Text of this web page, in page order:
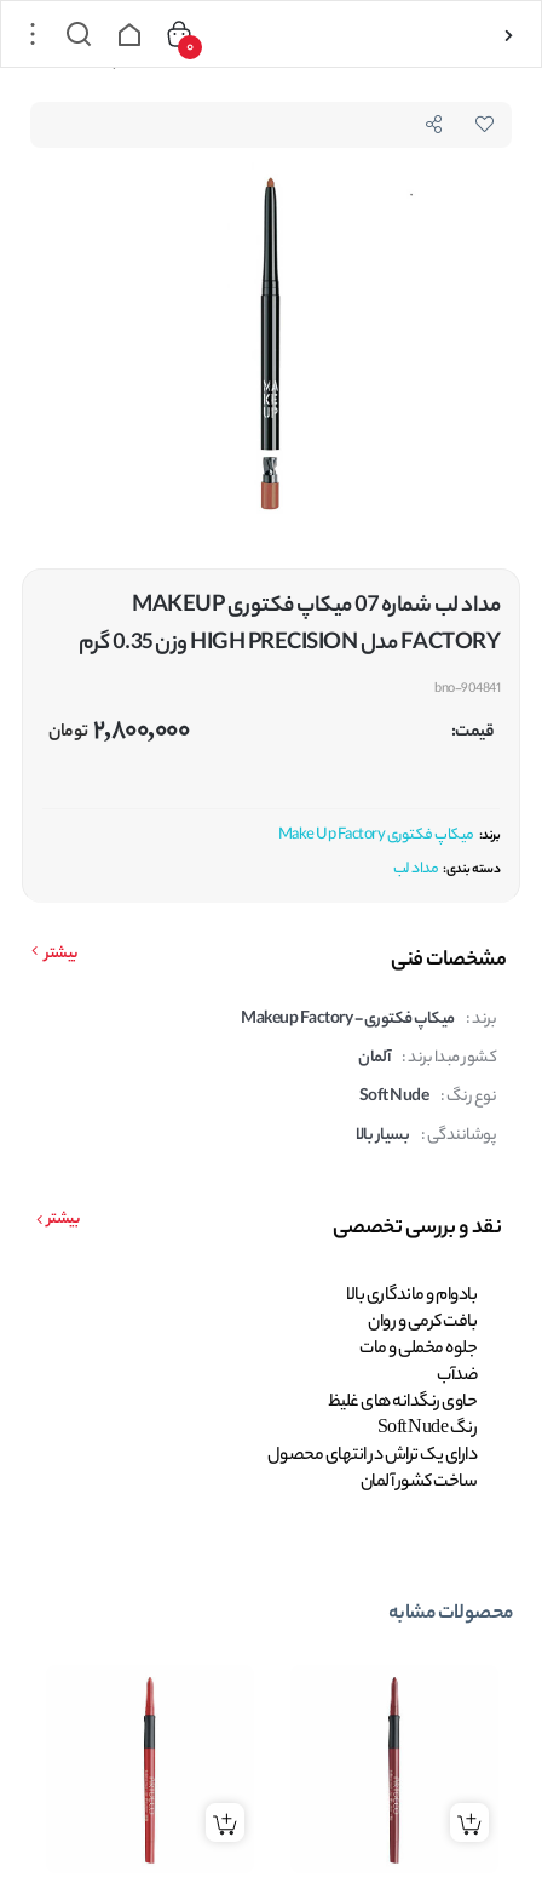
مداد لب شماره 07 میکاپ فکتوری MAKEUP FACTORY مدل HIGH PRECISION وزن 0.35 گرم
0
مداد لب شماره 07 میکاپ فکتوری MAKEUP
FACTORY مدل HIGH PRECISION وزن 0.35 گرم
bno-904841
قیمت: 2,800,000 تومان
برند: میکاپ فکتوری Make Up Factory
دسته بندی: مداد لب
مشخصات فنی بیشتر
برند : میکاپ فکتوری - Makeup Factory
کشور مبدا برند : آلمان
نوع رنگ : Soft Nude
پوشانندگی : بسیار بالا
نقد و بررسی تخصصی بیشتر
بادوام و ماندگاری بالا
بافت کرمی و روان
جلوه مخملی و مات
ضدآب
حاوی رنگدانه های غلیظ
رنگ Soft Nude
دارای یک تراش در انتهای محصول
ساخت کشور آلمان
محصولات مشابه